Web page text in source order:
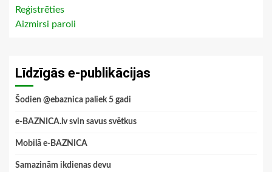
Reģistrēties
Aizmirsi paroli
Līdzīgās e-publikācijas
Šodien @ebaznica paliek 5 gadi
e-BAZNICA.lv svin savus svētkus
Mobilā e-BAZNICA
Samazinām ikdienas devu